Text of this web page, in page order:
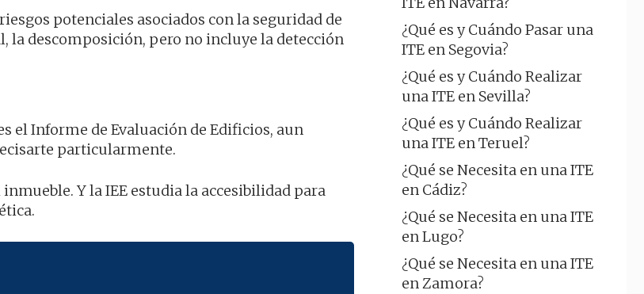
potenciales asociados con la seguridad de
la descomposición, pero no incluye la detección
el Informe de Evaluación de Edificios, aun
particularmente.
Y la IEE estudia la accesibilidad para
¿Qué es y Cuándo Pasar una
ITE en Segovia?
¿Qué es y Cuándo Realizar
una ITE en Sevilla?
¿Qué es y Cuándo Realizar
una ITE en Teruel?
¿Qué se Necesita en una ITE
en Cádiz?
¿Qué se Necesita en una ITE
en Lugo?
¿Qué se Necesita en una ITE
en Zamora?